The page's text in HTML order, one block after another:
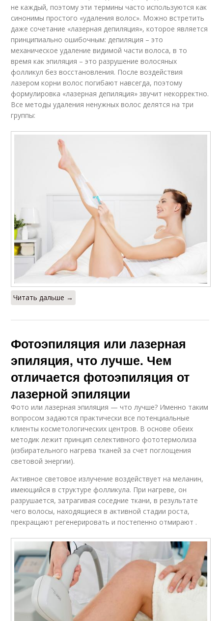
не каждый, поэтому эти термины часто используются как
синонимы простого «удаления волос». Можно встретить
даже сочетание «лазерная депиляция», которое является
принципиально ошибочным: депиляция – это
механическое удаление видимой части волоса, в то
время как эпиляция – это разрушение волосяных
фолликул без восстановления. После воздействия
лазером корни волос погибают навсегда, поэтому
формулировка «лазерная депиляция» звучит некорректно.
Все методы удаления ненужных волос делятся на три
группы:
Читать дальше →
Фотоэпиляция или лазерная
эпиляция, что лучше. Чем
отличается фотоэпиляция от
лазерной эпиляции
Фото или лазерная эпиляция — что лучше? Именно таким
вопросом задаются практически все потенциальные
клиенты косметологических центров. В основе обеих
методик лежит принцип селективного фототермолиза
(избирательного нагрева тканей за счет поглощения
световой энергии).
Активное световое излучение воздействует на меланин,
имеющийся в структуре фолликула. При нагреве, он
разрушается, затрагивая соседние ткани, в результате
чего волосы, находящиеся в активной стадии роста,
прекращают регенерировать и постепенно отмирают .